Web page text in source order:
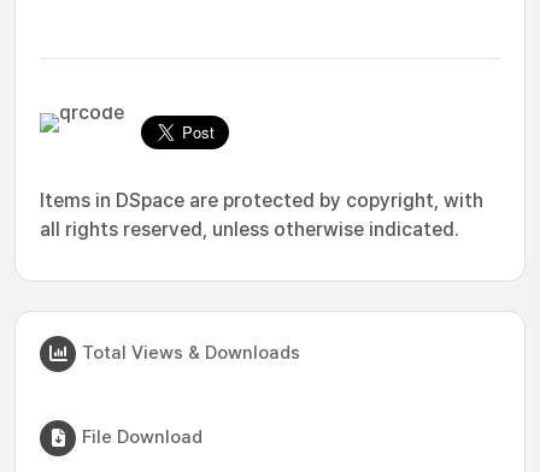
Items in DSpace are protected by copyright, with
all rights reserved, unless otherwise indicated.
Total Views & Downloads
File Download